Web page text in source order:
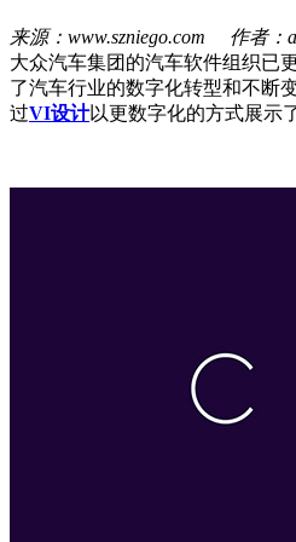
来源：www.szniego.com 作者
大众汽车集团的汽车软件组织已
了汽车行业的数字化转型和不断
过VI设计以更数字化的方式展示